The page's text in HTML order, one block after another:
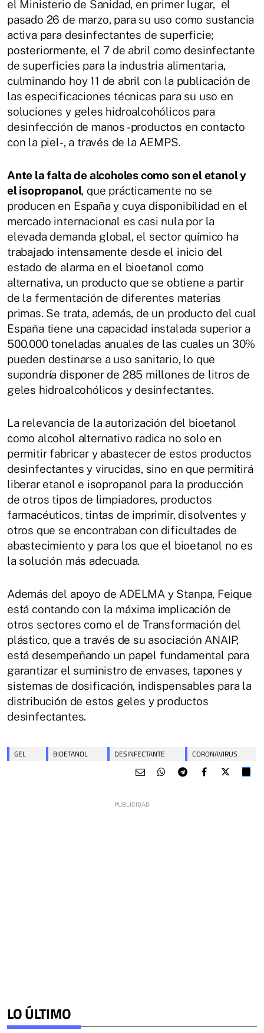
el Ministerio de Sanidad, en primer lugar, el
pasado 26 de marzo, para su uso como sustancia
activa para desinfectantes de superficie;
posteriormente, el 7 de abril como desinfectante
de superficies para la industria alimentaria,
culminando hoy 11 de abril con la publicación de
las especificaciones técnicas para su uso en
soluciones y geles hidroalcohólicos para
desinfección de manos -productos en contacto
con la piel-, a través de la AEMPS.
Ante la falta de alcoholes como son el etanol y
el isopropanol, que prácticamente no se
producen en España y cuya disponibilidad en el
mercado internacional es casi nula por la
elevada demanda global, el sector químico ha
trabajado intensamente desde el inicio del
estado de alarma en el bioetanol como
alternativa, un producto que se obtiene a partir
de la fermentación de diferentes materias
primas. Se trata, además, de un producto del cual
España tiene una capacidad instalada superior a
500.000 toneladas anuales de las cuales un 30%
pueden destinarse a uso sanitario, lo que
supondría disponer de 285 millones de litros de
geles hidroalcohólicos y desinfectantes.
La relevancia de la autorización del bioetanol
como alcohol alternativo radica no solo en
permitir fabricar y abastecer de estos productos
desinfectantes y virucidas, sino en que permitirá
liberar etanol e isopropanol para la producción
de otros tipos de limpiadores, productos
farmacéuticos, tintas de imprimir, disolventes y
otros que se encontraban con dificultades de
abastecimiento y para los que el bioetanol no es
la solución más adecuada.
Además del apoyo de ADELMA y Stanpa, Feique
está contando con la máxima implicación de
otros sectores como el de Transformación del
plástico, que a través de su asociación ANAIP,
está desempeñando un papel fundamental para
garantizar el suministro de envases, tapones y
sistemas de dosificación, indispensables para la
distribución de estos geles y productos
desinfectantes.
GEL BIOETANOL DESINFECTANTE CORONAVIRUS
LO ÚLTIMO